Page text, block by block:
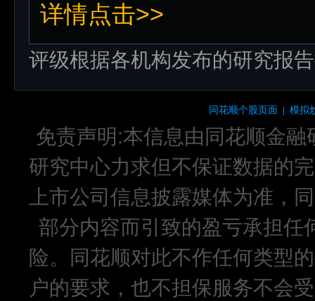
详情点击>>
评级根据各机构发布的研究报
同花顺个股页面 模拟
免责声明:本信息由同花顺金
研究中心力求但不保证数据的
上市公司信息披露媒体为准，
部分内容而引致的盈亏承担任
险。同花顺对此不作任何类型
户的要求，也不担保服务不会